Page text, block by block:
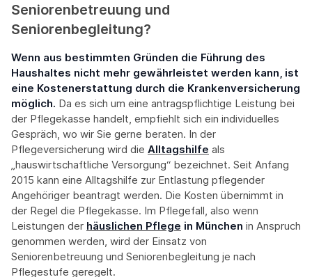
Seniorenbetreuung und
Seniorenbegleitung?
Wenn aus bestimmten Gründen die Führung des
Haushaltes nicht mehr gewährleistet werden kann, ist
eine Kostenerstattung durch die Krankenversicherung
möglich. Da es sich um eine antragspflichtige Leistung bei
der Pflegekasse handelt, empfiehlt sich ein individuelles
Gespräch, wo wir Sie gerne beraten. In der
Pflegeversicherung wird die Alltagshilfe als
„hauswirtschaftliche Versorgung“ bezeichnet. Seit Anfang
2015 kann eine Alltagshilfe zur Entlastung pflegender
Angehöriger beantragt werden. Die Kosten übernimmt in
der Regel die Pflegekasse. Im Pflegefall, also wenn
Leistungen der häuslichen Pflege in München in Anspruch
genommen werden, wird der Einsatz von
Seniorenbetreuung und Seniorenbegleitung je nach
Pflegestufe geregelt.